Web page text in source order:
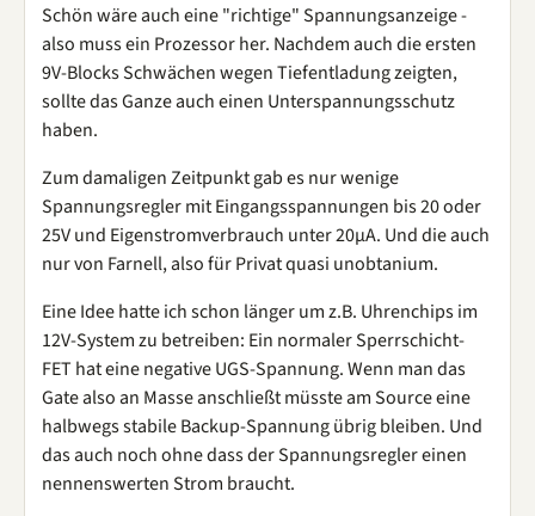
Schön wäre auch eine "richtige" Spannungsanzeige -
also muss ein Prozessor her. Nachdem auch die ersten
9V-Blocks Schwächen wegen Tiefentladung zeigten,
sollte das Ganze auch einen Unterspannungsschutz
haben.
Zum damaligen Zeitpunkt gab es nur wenige
Spannungsregler mit Eingangsspannungen bis 20 oder
25V und Eigenstromverbrauch unter 20µA. Und die auch
nur von Farnell, also für Privat quasi unobtanium.
Eine Idee hatte ich schon länger um z.B. Uhrenchips im
12V-System zu betreiben: Ein normaler Sperrschicht-
FET hat eine negative UGS-Spannung. Wenn man das
Gate also an Masse anschließt müsste am Source eine
halbwegs stabile Backup-Spannung übrig bleiben. Und
das auch noch ohne dass der Spannungsregler einen
nennenswerten Strom braucht.